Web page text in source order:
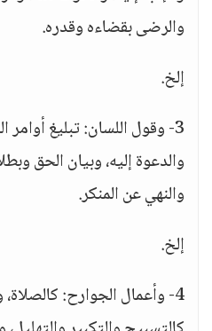
والرضى بقضاءه وقدره.
إلخ.
3- وقول اللسان: تبليغ أوامر
والدعوة إليه، وبيان الحق
والنهي عن المنكر.
إلخ.
4- وأعمال الجوارح: كالصلاة،